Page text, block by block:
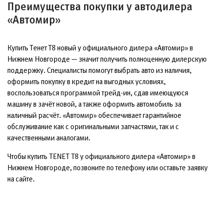
Преимущества покупки у автодилера
«Автомир»
Купить Тенет Т8 новый у официального дилера «Автомир» в
Нижнем Новгороде — значит получить полноценную дилерскую
поддержку. Специалисты помогут выбрать авто из наличия,
оформить покупку в кредит на выгодных условиях,
воспользоваться программой трейд-ин, сдав имеющуюся
машину в зачёт новой, а также оформить автомобиль за
наличный расчёт. «Автомир» обеспечивает гарантийное
обслуживание как с оригинальными запчастями, так и с
качественными аналогами.
Чтобы купить TENET T8 у официального дилера «Автомир» в
Нижнем Новгороде, позвоните по телефону или оставьте заявку
на сайте.